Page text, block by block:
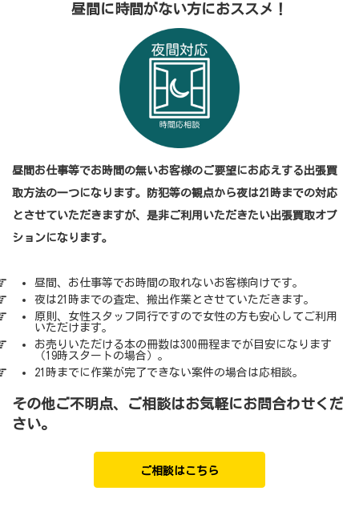
昼間に時間がない方におススメ！
昼間お仕事等でお時間の無いお客様のご要望にお応えする出張買
取方法の一つになります。防犯等の観点から夜は21時までの対応
とさせていただきますが、是非ご利用いただきたい出張買取オプ
ションになります。
昼間、お仕事等でお時間の取れないお客様向けです。
夜は21時までの査定、搬出作業とさせていただきます。
原則、女性スタッフ同行ですので女性の方も安心してご利用
いただけます。
お売りいただける本の冊数は300冊程までが目安になります
（19時スタートの場合）。
21時までに作業が完了できない案件の場合は応相談。
その他ご不明点、ご相談はお気軽にお問合わせくだ
さい。
ご相談はこちら